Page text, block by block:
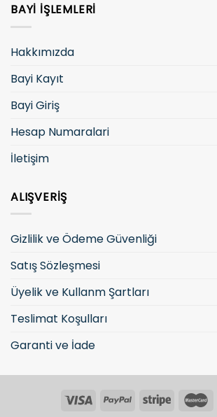
BAYI İŞLEMLERI
Hakkımızda
Bayi Kayıt
Bayi Giriş
Hesap Numaralari
İletişim
ALIŞVERIŞ
Gizlilik ve Ödeme Güvenliği
Satış Sözleşmesi
Üyelik ve Kullanm Şartları
Teslimat Koşulları
Garanti ve İade